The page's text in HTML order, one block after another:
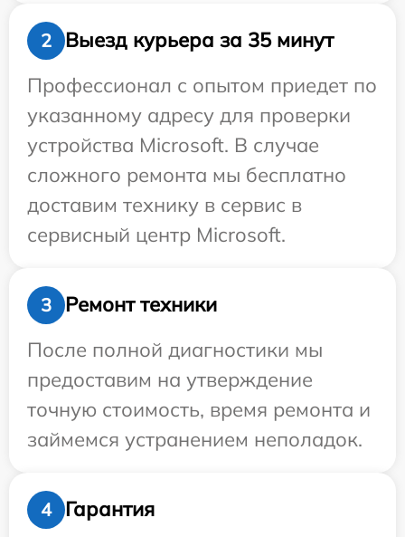
2
Выезд курьера за 35 минут
Профессионал с опытом приедет по
указанному адресу для проверки
устройства Microsoft. В случае
сложного ремонта мы бесплатно
доставим технику в сервис в
сервисный центр Microsoft.
3
Ремонт техники
После полной диагностики мы
предоставим на утверждение
точную стоимость, время ремонта и
займемся устранением неполадок.
4 Гарантия